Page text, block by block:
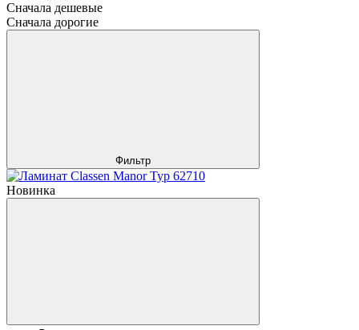
Сначала дешевые
Сначала дорогие
Фильтр
Новинка